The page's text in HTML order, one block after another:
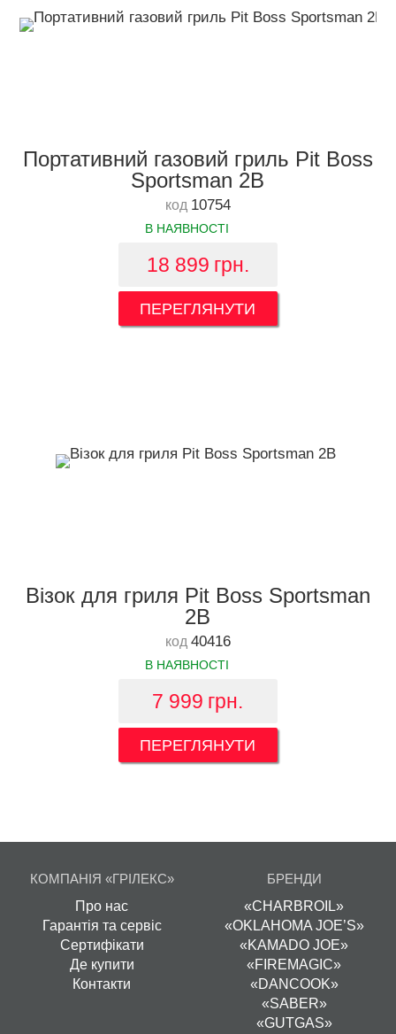
Портативний газовий гриль Pit Boss
Sportsman 2B
код 10754
В НАЯВНОСТІ
18 899 грн.
ПЕРЕГЛЯНУТИ
Візок для гриля Pit Boss Sportsman
2B
код 40416
В НАЯВНОСТІ
7 999 грн.
ПЕРЕГЛЯНУТИ
КОМПАНІЯ «ГРІЛЕКС»
Про нас
Гарантія та сервіс
Сертифікати
Де купити
Контакти
БРЕНДИ
«CHARBROIL»
«OKLAHOMA JOE’S»
«KAMADO JOE»
«FIREMAGIC»
«DANCOOK»
«SABER»
«GUTGAS»